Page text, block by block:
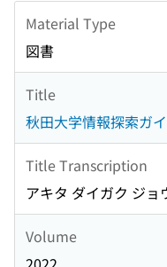
Material Type
図書
Title
秋田大学情報探索ガ
Title Transcription
アキタ ダイガク ジ
Volume